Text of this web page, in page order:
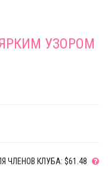
УЗОРОМ
ЧЛЕНОВ КЛУБА: $61.48